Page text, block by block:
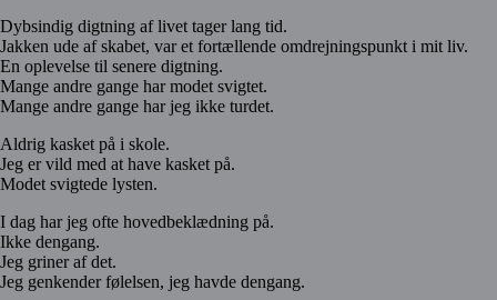
Dybsindig digtning af livet tager lang tid.
Jakken ude af skabet, var et fortællende omdrejningspunkt i mit liv.
En oplevelse til senere digtning.
Mange andre gange har modet svigtet.
Mange andre gange har jeg ikke turdet.
Aldrig kasket på i skole.
Jeg er vild med at have kasket på.
Modet svigtede lysten.
I dag har jeg ofte hovedbeklædning på.
Ikke dengang.
Jeg griner af det.
Jeg genkender følelsen, jeg havde dengang.